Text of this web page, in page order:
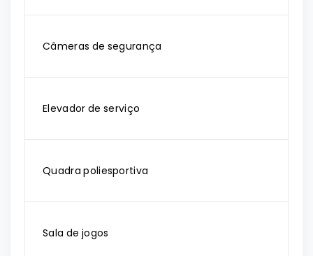
Câmeras de segurança
Elevador de serviço
Quadra poliesportiva
Sala de jogos